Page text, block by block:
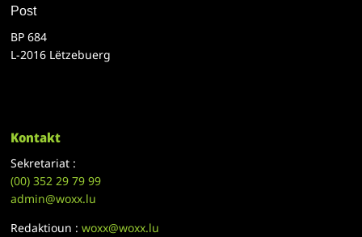
Post
BP 684
L-2016 Lëtzebuerg
Kontakt
Sekretariat :
(00)352 29 79 99
admin@woxx.lu
Redaktioun :woxx@woxx.lu